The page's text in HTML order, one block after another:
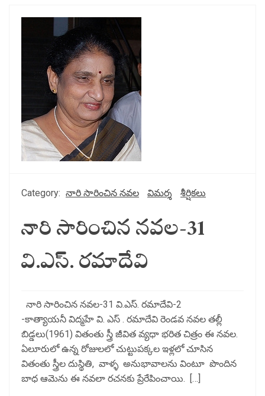
Category: నారి సారించిన నవల విమర్శ శీర్షికలు
నారి సారించిన నవల-31
వి.ఎస్. రమాదేవి
నారి సారించిన నవల-31 వి.ఎస్. రమాదేవి-2
-కాత్యాయనీ విద్మహే వి. ఎస్ . రమాదేవి రెండవ నవల తల్లీ
బిడ్డలు(1961) వితంతు స్త్రీ జీవిత వ్యధా భరిత చిత్రం ఈ నవల.
ఏలూరులో ఉన్న రోజులలో చుట్టుపక్కల ఇళ్లలో చూసిన
వితంతు స్త్రీల దుస్థితి, వాళ్ళ అనుభావాలను వింటూ పొందిన
బాధ ఆమెను ఈ నవలా రచనకు ప్రేరేపించాయి. […]